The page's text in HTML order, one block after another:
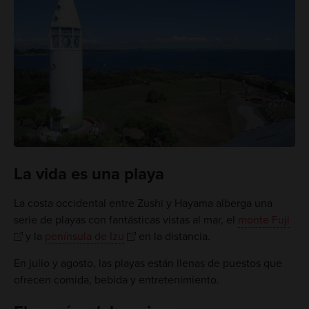
La vida es una playa
La costa occidental entre Zushi y Hayama alberga una
serie de playas con fantásticas vistas al mar, el
monte Fuji
y la península de Izu
en la distancia.
En julio y agosto, las playas están llenas de puestos que
ofrecen comida, bebida y entretenimiento.